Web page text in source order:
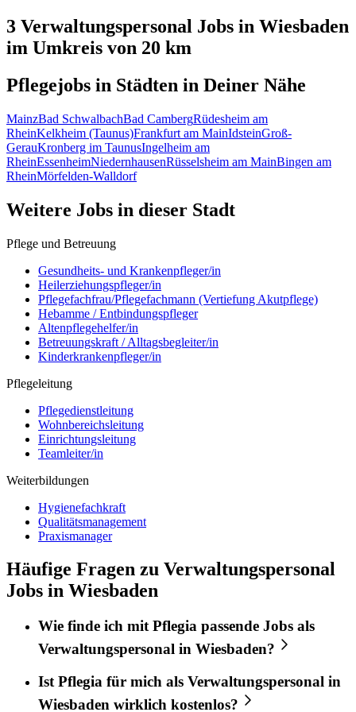
3 Verwaltungspersonal Jobs in Wiesbaden
im Umkreis von 20 km
Pflegejobs in Städten in Deiner Nähe
MainzBad SchwalbachBad CambergRüdesheim am
RheinKelkheim (Taunus)Frankfurt am MainIdsteinGroß-
GerauKronberg im TaunusIngelheim am
RheinEssenheimNiedernhausenRüsselsheim am MainBingen am
RheinMörfelden-Walldorf
Weitere Jobs in dieser Stadt
Pflege und Betreuung
Gesundheits- und Krankenpfleger/in
Heilerziehungspfleger/in
Pflegefachfrau/Pflegefachmann (Vertiefung Akutpflege)
Hebamme / Entbindungspfleger
Altenpflegehelfer/in
Betreuungskraft / Alltagsbegleiter/in
Kinderkrankenpfleger/in
Pflegeleitung
Pflegedienstleitung
Wohnbereichsleitung
Einrichtungsleitung
Teamleiter/in
Weiterbildungen
Hygienefachkraft
Qualitätsmanagement
Praxismanager
Häufige Fragen zu Verwaltungspersonal
Jobs in Wiesbaden
Wie finde ich mitPflegia passende Jobs als
Verwaltungspersonal in Wiesbaden?
Ist Pflegia für mich als Verwaltungspersonal in
Wiesbaden wirklich kostenlos?